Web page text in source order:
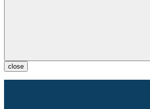
close